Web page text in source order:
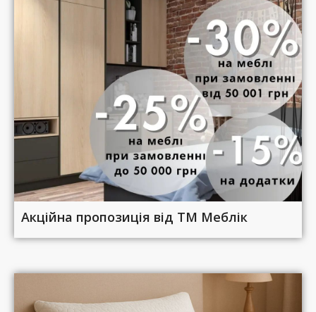
Акційна пропозиція від ТМ Меблік